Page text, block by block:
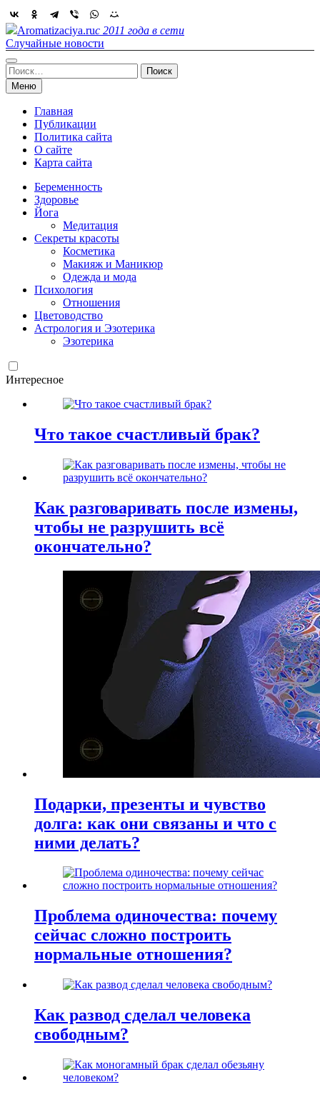
Skip
to
content
Aromatizaciya.ruс 2011 года в сети
Случайные новости
Найти:
Меню
Главная
Публикации
Политика сайта
О сайте
Карта сайта
Беременность
Здоровье
Йога
Медитация
Секреты красоты
Косметика
Макияж и Маникюр
Одежда и мода
Психология
Отношения
Цветоводство
Астрология и Эзотерика
Эзотерика
Интересное
Что такое счастливый брак?
Как разговаривать после измены,
чтобы не разрушить всё
окончательно?
Подарки, презенты и чувство
долга: как они связаны и что с
ними делать?
Проблема одиночества: почему
сейчас сложно построить
нормальные отношения?
Как развод сделал человека
свободным?